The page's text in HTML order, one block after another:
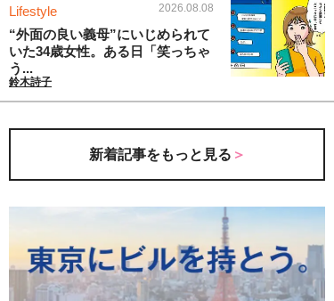
Lifestyle 2026.08.08
“外面の良い義母”にいじめられて
いた34歳女性。ある日「笑っちゃ
う...
鈴木詩子
新着記事をもっと見る